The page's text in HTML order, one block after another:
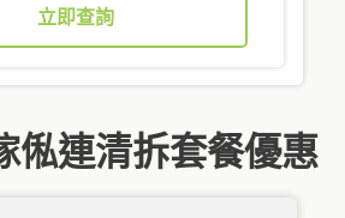
立即查詢
俬連清拆套餐優惠